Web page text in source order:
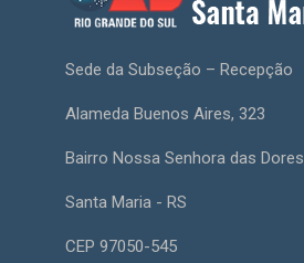
Sede da Subseção – Recepção
Alameda Buenos Aires, 323
Bairro Nossa Senhora das Dores
Santa Maria - RS
CEP 97050-545